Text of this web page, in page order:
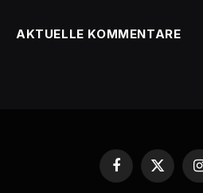
AKTUELLE KOMMENTARE
Facebook
X
(Twitter)